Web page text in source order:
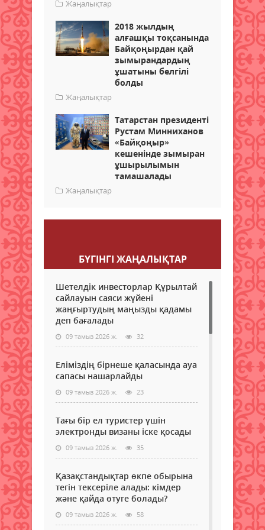
Жаңалықтар
2018 жылдың
алғашқы тоқсанында
Байқоңырдан қай
зымырандардың
ұшатыны белгілі
болды
Жаңалықтар
Татарстан президенті
Рустам Минниханов
«Байқоңыр»
кешенінде зымыран
ұшырылымын
тамашалады
Жаңалықтар
БҮГІНГI ЖАҢАЛЫҚТАР
Шетелдік инвесторлар Құрылтай
сайлауын саяси жүйені
жаңғыртудың маңызды қадамы
деп бағалады
09 тамыз 2026 ж. 32
Еліміздің бірнеше қаласында ауа
сапасы нашарлайды
09 тамыз 2026 ж. 23
Тағы бір ел туристер үшін
электронды визаны іске қосады
09 тамыз 2026 ж. 35
Қазақстандықтар өкпе обырына
тегін тексеріле алады: кімдер
және қайда өтуге болады?
09 тамыз 2026 ж. 58